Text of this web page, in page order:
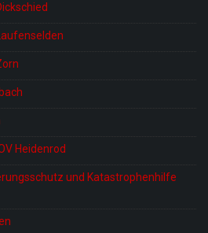
Heidenrod
und Katastrophenhilfe